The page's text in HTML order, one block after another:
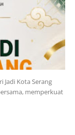
Jadi Kota Serang
memperkuat